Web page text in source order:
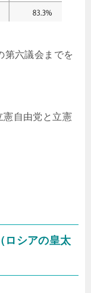
第六議会までを
憲自由党と立憲
ロシアの皇太